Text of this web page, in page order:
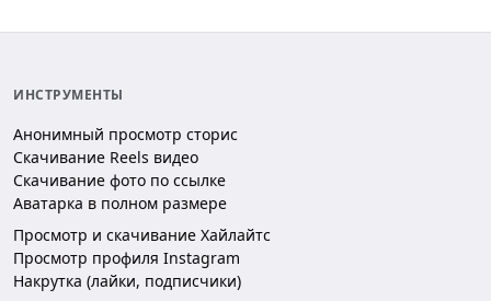
ИНСТРУМЕНТЫ
Анонимный просмотр сторис
Скачивание Reels видео
Скачивание фото по ссылке
Аватарка в полном размере
Просмотр и скачивание Хайлайтс
Просмотр профиля Instagram
Накрутка (лайки, подписчики)